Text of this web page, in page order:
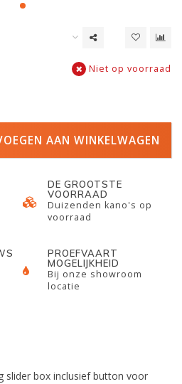
Niet op voorraad
AAN WINKELWAGEN
DE GROOTSTE
VOORRAAD
Duizenden kano's op
voorraad
PROEFVAART
MOGELIJKHEID
Bij onze showroom
locatie
slider box inclusief button voor